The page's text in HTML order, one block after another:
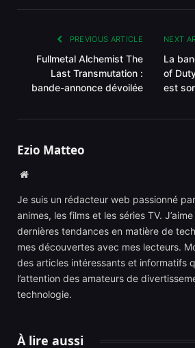
PREVIOUS ARTICLE
Fullmetal Alchemist The
Last Transmutation :
bande-annonce dévoilée
NEXT
La
of
est
Ezio Matteo
Website
Je suis un rédacteur web passionné
animes, les films et les séries TV.
dernières tendances en matière de
mes découvertes avec mes lecteurs.
des articles intéressants et informatifs
l’attention des amateurs de
technologie.
À lire aussi